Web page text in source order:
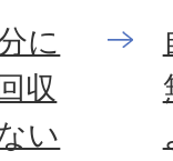
に
収
い